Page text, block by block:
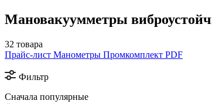
Мановакуумметры
32 товара
Прайс-лист Манометры Промкомплект PDF
Фильтр
Сначала популярные